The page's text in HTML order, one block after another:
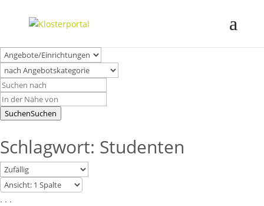
SuchenSuchen
Schlagwort: Studenten
. . .